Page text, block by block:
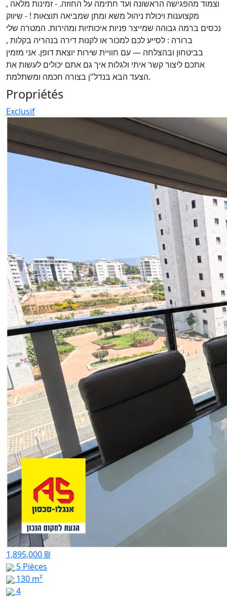
וצמוד מהפגישה הראשונה ועד חתימה על החוזה. - זמינות מלאה ,
מקצוענות ויכולת ניהול משא ומתן שמביאה תוצאות ! - שיווק
נכסים ברמה גבוהה שמייצר פניות איכותיות ומהירות. המטרה שלי
ברורה : לסייע לכם למכור או לקנות דירה בנהריה בקלות ,
בביטחון ובהצלחה — עם חוויית שירות יוצאת דופן. אני מזמין
אתכם ליצור קשר איתי ולגלות איך גם אתם יכולים לעשות את
הצעד הבא בנדל"ן בצורה חכמה ומשתלמת.
Propriétés
Exclusif
1,895,000 ₪
5 Pièces
130 m²
4